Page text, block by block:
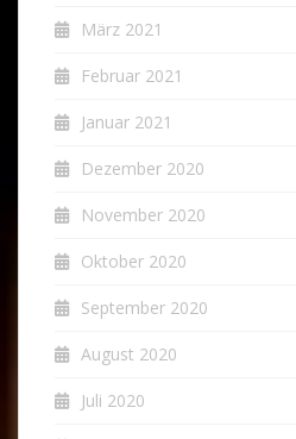
März 2021
Februar 2021
Januar 2021
Dezember 2020
November 2020
Oktober 2020
September 2020
August 2020
Juli 2020